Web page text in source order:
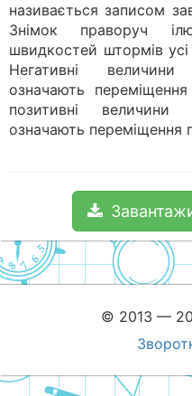
називається записом
Знімок праворуч
швидкостей штормів усі
Негативні
означають
позитивні величини
означають переміщення
© 2013 —